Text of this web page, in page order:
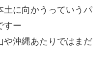
土に向かうっていうパ
すー
や沖縄あたりではまだ